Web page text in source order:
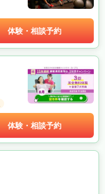
体験・相談予約
体験・相談予約